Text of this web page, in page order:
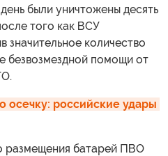
были уничтожены десять
того как ВСУ
значительное количество
безвозмездной помощи от
осечку: российские удары
размещения батарей ПВО